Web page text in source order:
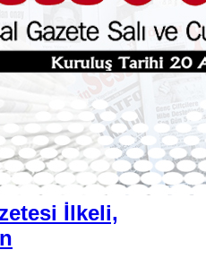
İlkeli,